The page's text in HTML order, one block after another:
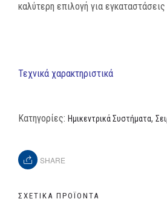
καλύτερη επιλογή για
Τεχνικά χαρακτηριστικά
Κατηγορίες: Ημικεντρικά Συστήματα,
SHARE
ΣΧΕΤΙΚΆ ΠΡΟΪΌΝΤΑ